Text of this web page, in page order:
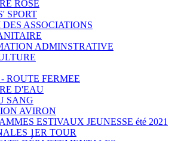
ROSE
SPORT
ASSOCIATIONS
ADMINSTRATIVE
ROUTE FERMEE
D'EAU
SANG
AVIRON
ESTIVAUX JEUNESSE été 2021
1ER TOUR